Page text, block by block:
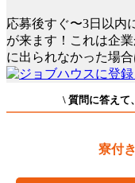
応募後すぐ〜3日以内
が来ます！これは企
に出られなかった場合
\ 質問に答えて、
寮付